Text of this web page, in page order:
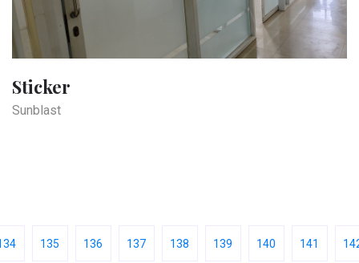
Sticker
Sunblast
135 136 137 138 139 140 141